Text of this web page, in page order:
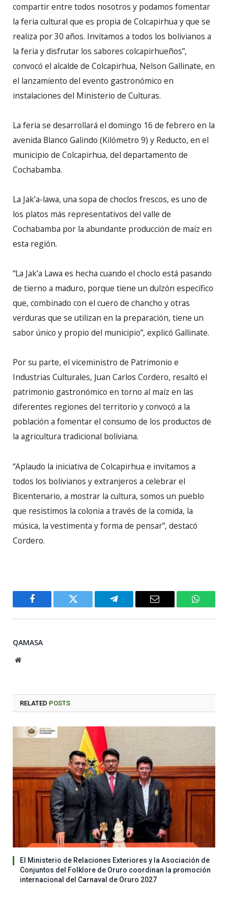
compartir entre todos nosotros y podamos fomentar
la feria cultural que es propia de Colcapirhua y que se
realiza por 30 años. Invitamos a todos los bolivianos a
la feria y disfrutar los sabores colcapirhueños”,
convocó el alcalde de Colcapirhua, Nelson Gallinate, en
el lanzamiento del evento gastronómico en
instalaciones del Ministerio de Culturas.
La feria se desarrollará el domingo 16 de febrero en la
avenida Blanco Galindo (Kilómetro 9) y Reducto, en el
municipio de Colcapirhua, del departamento de
Cochabamba.
La Jak’a-lawa, una sopa de choclos frescos, es uno de
los platos más representativos del valle de
Cochabamba por la abundante producción de maíz en
esta región.
“La Jak’a Lawa es hecha cuando el choclo está pasando
de tierno a maduro, porque tiene un dulzón específico
que, combinado con el cuero de chancho y otras
verduras que se utilizan en la preparación, tiene un
sabor único y propio del municipio”, explicó Gallinate.
Por su parte, el viceministro de Patrimonio e
Industrias Culturales, Juan Carlos Cordero, resaltó el
patrimonio gastronómico en torno al maíz en las
diferentes regiones del territorio y convocó a la
población a fomentar el consumo de los productos de
la agricultura tradicional boliviana.
“Aplaudo la iniciativa de Colcapirhua e invitamos a
todos los bolivianos y extranjeros a celebrar el
Bicentenario, a mostrar la cultura, somos un pueblo
que resistimos la colonia a través de la comida, la
música, la vestimenta y forma de pensar”, destacó
Cordero.
Facebook Twitter Telegram Email
QAMASA
Website
RELATED POSTS
El Ministerio de Relaciones Exteriores y la Asociación de
Conjuntos del Folklore de Oruro coordinan la promoción
internacional del Carnaval de Oruro 2027